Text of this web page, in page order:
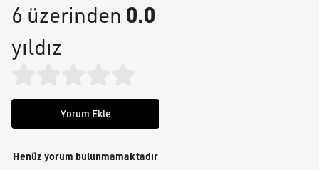
6 üzerinden 0.0
yıldız
Yorum Ekle
Henüz yorum bulunmamaktadır